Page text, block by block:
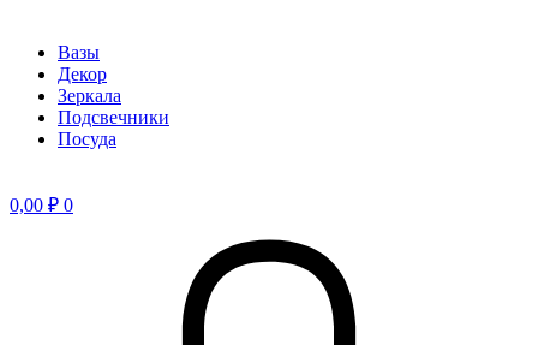
Вазы
Декор
Зеркала
Подсвечники
Посуда
0,00 ₽ 0